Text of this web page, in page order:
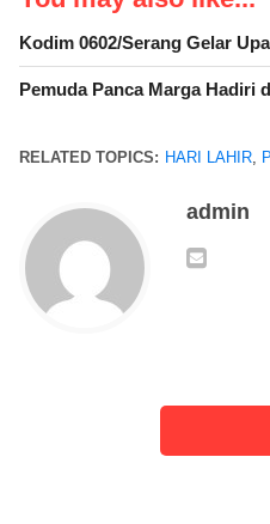
Kodim 0602/Serang Gelar
Pemuda Panca Marga Hadiri
RELATED TOPICS: HARI LAHIR,
admin